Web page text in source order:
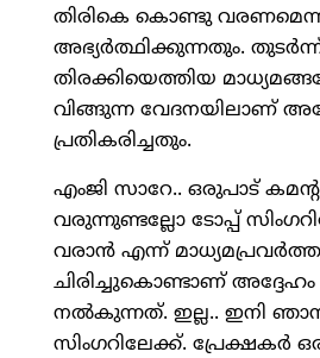
തിരികെ കൊണ്ടു
അഭ്യര്‍ത്ഥിക്കുന്നതും.
തിരക്കിയെത്തിയ
വിങ്ങുന്ന വേദനയിലാണ്
പ്രതികരിച്ചതും.
എംജി സാറേ.. ഒരുപാട്
വരുന്നുണ്ടല്ലോ ടോപ്പ്
വരാന്‍ എന്ന്
ചിരിച്ചുകൊണ്ടാണ് അദ്ദേഹം
നല്‍കുന്നത്. ഇല്ല.. ഇനി
സിംഗറിലേക്ക്. പ്രേക്ഷകര്‍